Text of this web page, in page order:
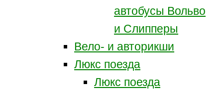
автобусы Вольво
и Слипперы
Вело- и авторикши
Люкс поезда
Люкс поезда